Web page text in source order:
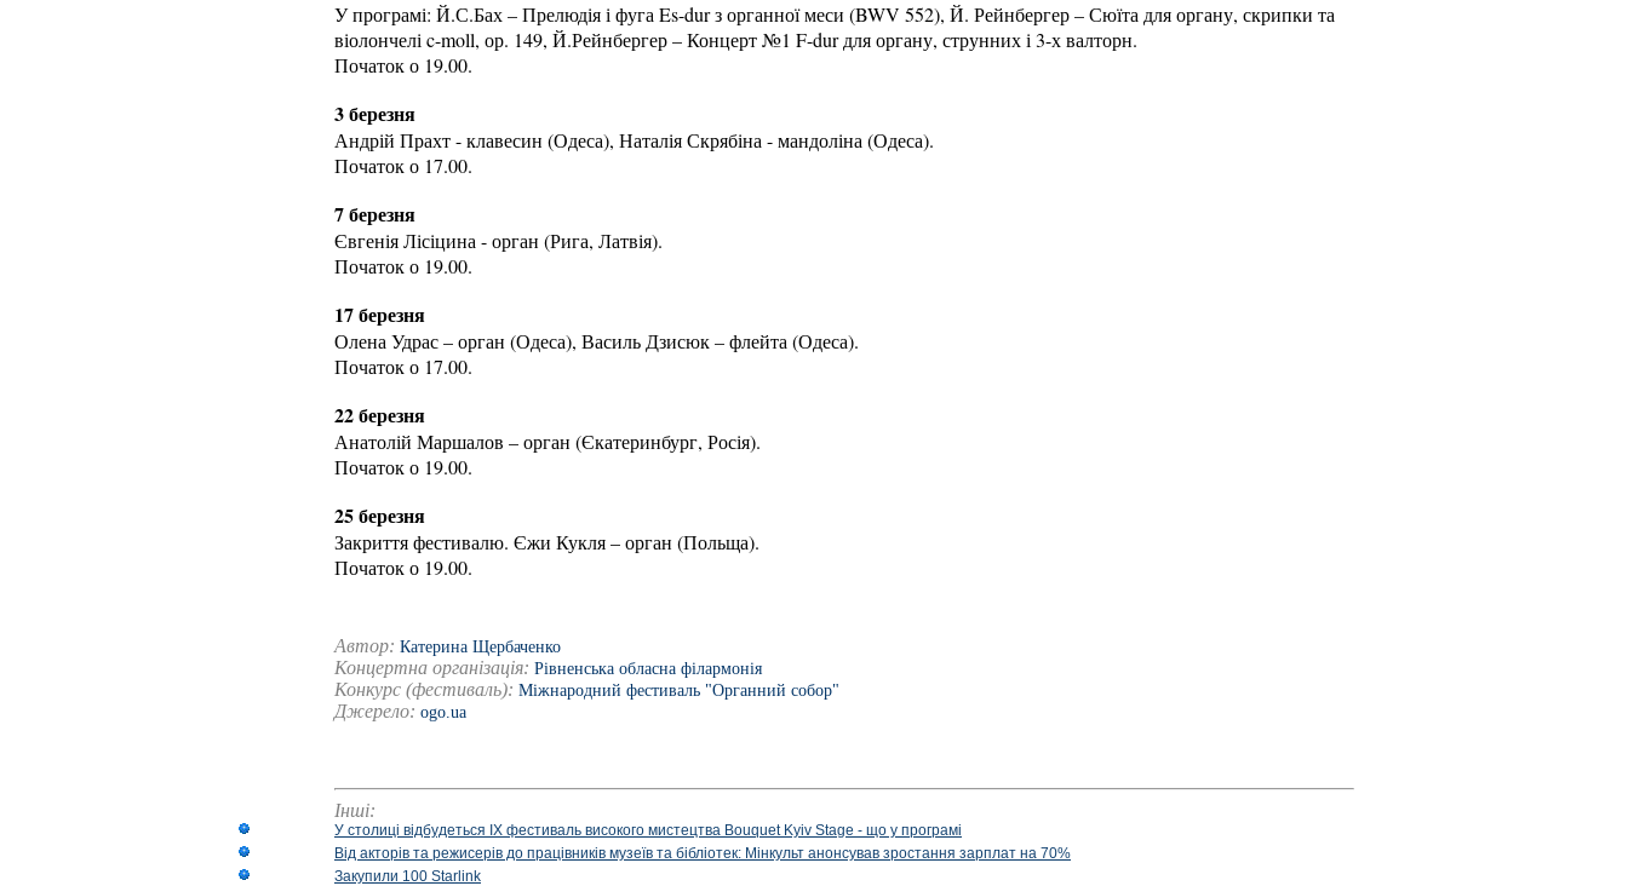
У програмі: Й.С.Бах – Прелюдія і фуга Es-dur з органної меси (BWV 552), Й. Рейнбергер – Сюїта для органу, скрипки та
віолончелі c-moll, ор. 149, Й.Рейнбергер – Концерт №1 F-dur для органу, струнних і 3-х валторн.
Початок о 19.00.
3 березня
Андрій Прахт - клавесин (Одеса), Наталія Скрябіна - мандоліна (Одеса).
Початок о 17.00.
7 березня
Євгенія Лісіцина - орган (Рига, Латвія).
Початок о 19.00.
17 березня
Олена Удрас – орган (Одеса), Василь Дзисюк – флейта (Одеса).
Початок о 17.00.
22 березня
Анатолій Маршалов – орган (Єкатеринбург, Росія).
Початок о 19.00.
25 березня
Закриття фестивалю. Єжи Кукля – орган (Польща).
Початок о 19.00.
Автор: Катерина Щербаченко
Концертна організація: Рівненська обласна філармонія
Конкурс (фестиваль): Міжнародний фестиваль "Органний собор"
Джерело: ogo.ua
Інші:
У столиці відбудеться IX фестиваль високого мистецтва Bouquet Kyiv Stage - що у програмі
Від акторів та режисерів до працівників музеїв та бібліотек: Мінкульт анонсував зростання зарплат на 70%
Закупили 100 Starlink